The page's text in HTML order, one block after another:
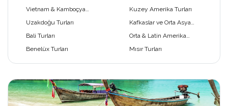
Vietnam & Kamboçya
Kuzey Amerika Turları
Uzakdoğu Turları
Kafkaslar ve Orta Asya
Bali Turları
Orta & Latin Amerika
Benelüx Turları Mısır Turları